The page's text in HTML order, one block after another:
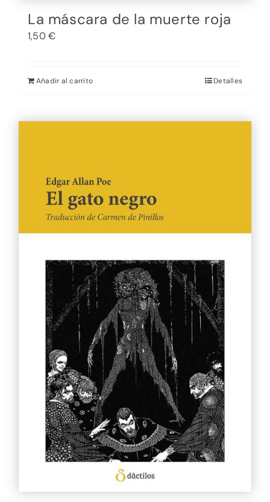
La máscara de la muerte roja
1,50€
Añadir al carrito Detalles